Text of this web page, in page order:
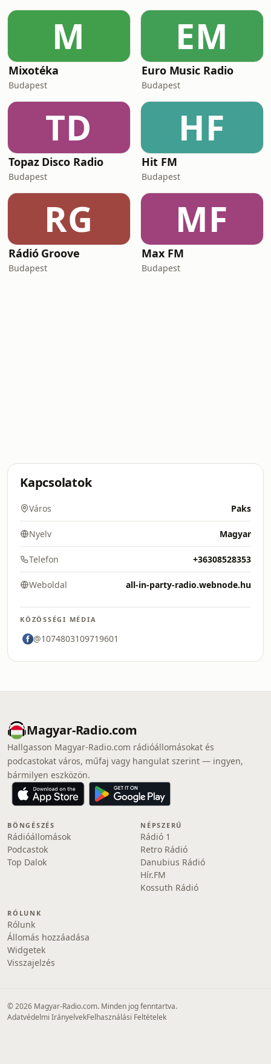
M
Mixotéka
Budapest
EM
Euro Music Radio
Budapest
TD
Topaz Disco Radio
Budapest
HF
Hit FM
Budapest
RG
Rádió Groove
Budapest
MF
Max FM
Budapest
Kapcsolatok
Város Paks
Nyelv Magyar
Telefon +36308528353
Weboldal all-in-party-radio.webnode.hu
KÖZÖSSÉGI MÉDIA
@1074803109719601
Magyar-Radio.com
Hallgasson Magyar-Radio.com rádióállomásokat és
podcastokat város, műfaj vagy hangulat szerint — ingyen,
bármilyen eszközön.
BÖNGÉSZÉS
Rádióállomások
Podcastok
Top Dalok
NÉPSZERŰ
Rádió 1
Retro Rádió
Danubius Rádió
Hír.FM
Kossuth Rádió
RÓLUNK
Rólunk
Állomás hozzáadása
Widgetek
Visszajelzés
© 2026 Magyar-Radio.com. Minden jog fenntartva.
Adatvédelmi IrányelvekFelhasználási Feltételek